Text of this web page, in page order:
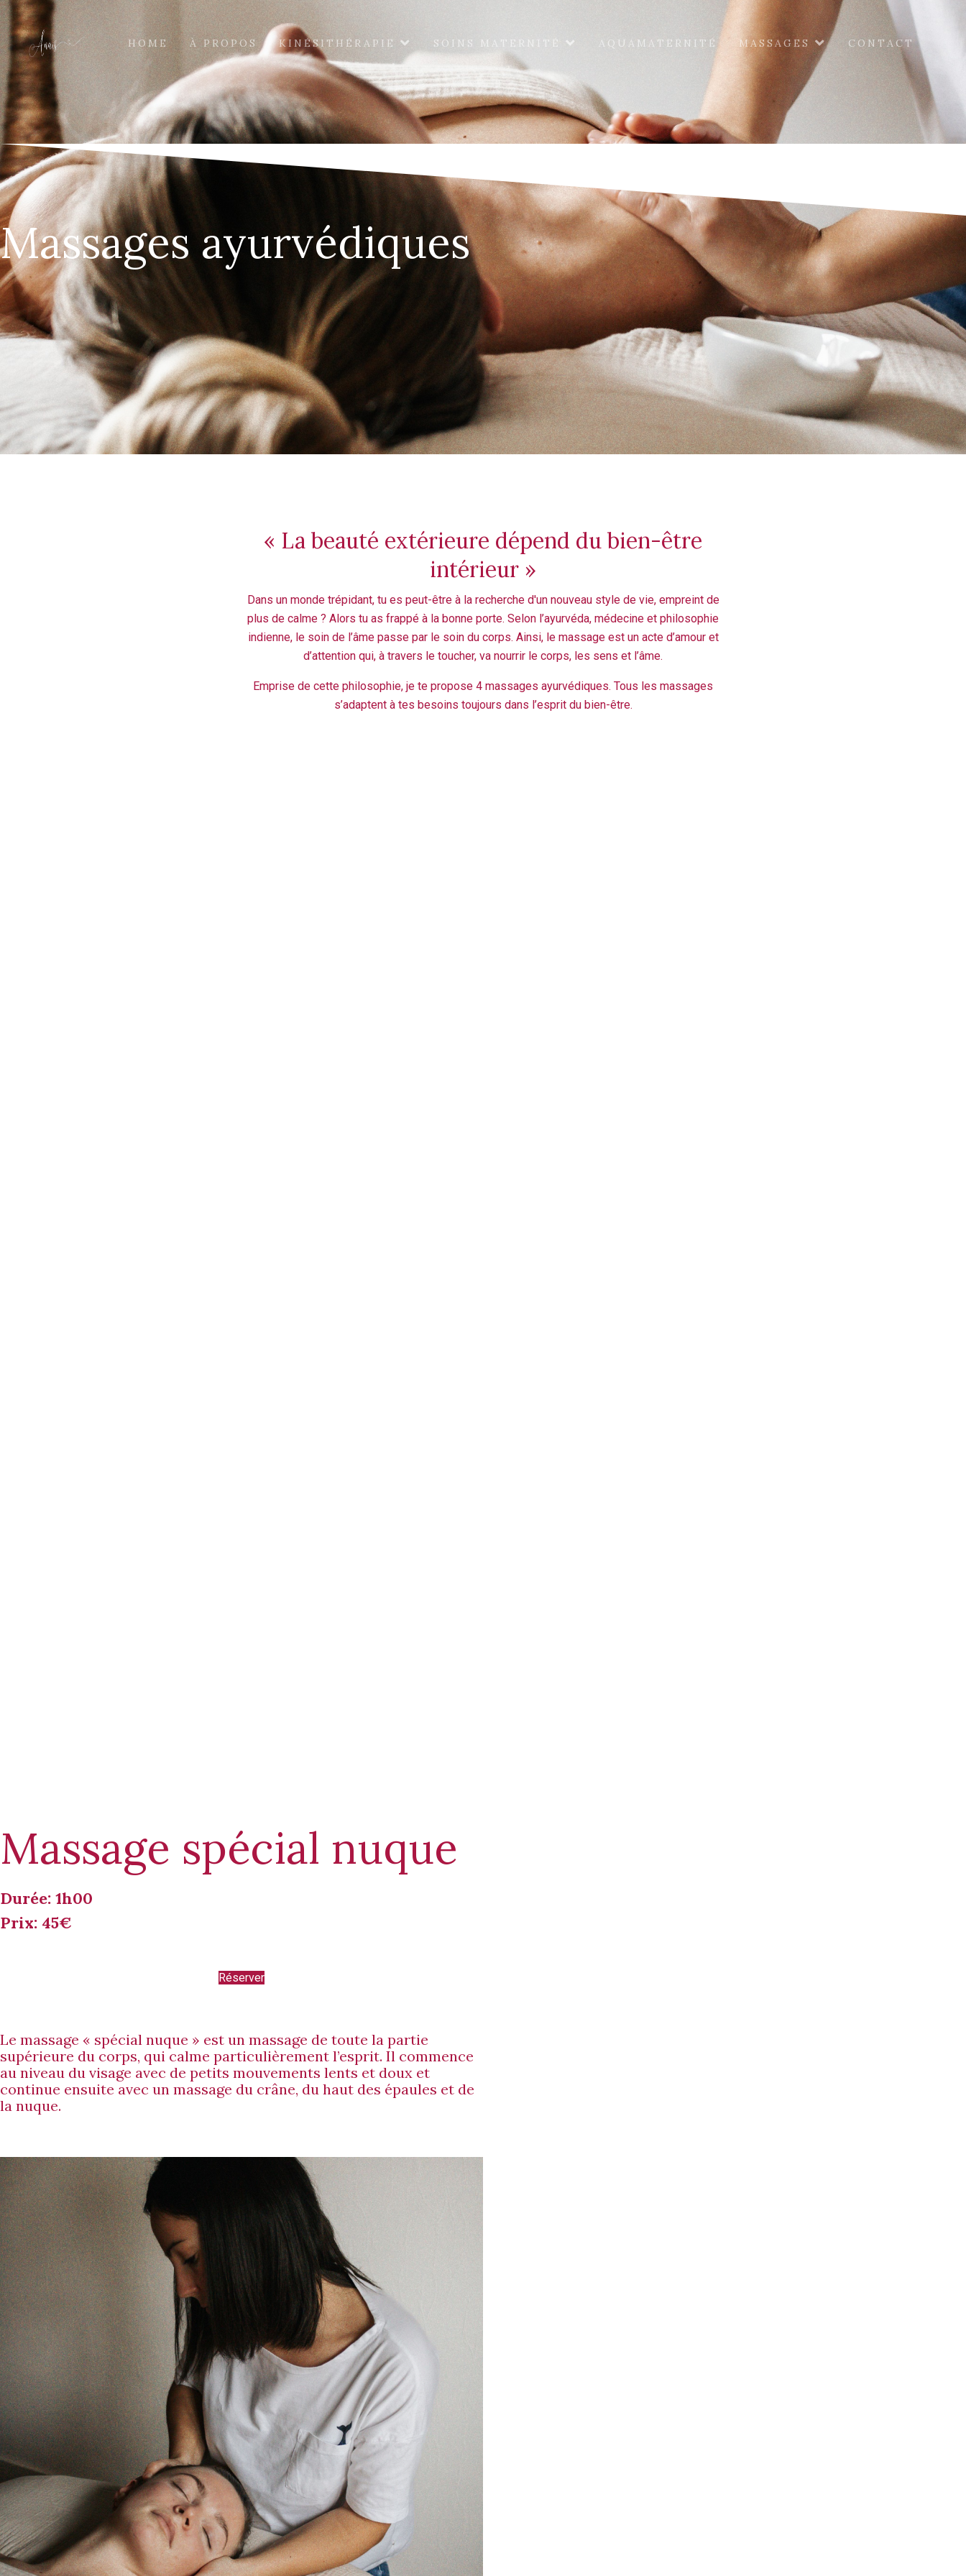
HOME À PROPOS KINÉSITHÉRAPIE SOINS MATERNITÉ AQUAMATERNITÉ MASSAGES CONTACT
Massages ayurvédiques
« La beauté extérieure dépend du bien-être
intérieur »
Dans un monde trépidant, tu es peut-être à la recherche d'un nouveau style de vie, empreint de
plus de calme ? Alors tu as frappé à la bonne porte. Selon l’ayurvéda, médecine et philosophie
indienne, le soin de l’âme passe par le soin du corps. Ainsi, le massage est un acte d’amour et
d’attention qui, à travers le toucher, va nourrir le corps, les sens et l’âme.
Emprise de cette philosophie, je te propose 4 massages ayurvédiques. Tous les massages
s’adaptent à tes besoins toujours dans l’esprit du bien-être.
Massage spécial nuque
Durée: 1h00
Prix: 45€
Réserver
Le massage « spécial nuque » est un massage de toute la partie
supérieure du corps, qui calme particulièrement l’esprit. Il commence
au niveau du visage avec de petits mouvements lents et doux et
continue ensuite avec un massage du crâne, du haut des épaules et de
la nuque.